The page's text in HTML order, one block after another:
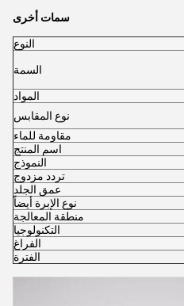
سمات أخرى
النوع
السمة
المواد
نوع المقابس
مقاومة للماء
اسم المنتج
النموذج
تردد مزدوج
عمق الجلد
نوع الإبرة أيضاً
منطقة المعالجة
التكنولوجيا
الفراغ
الفترة